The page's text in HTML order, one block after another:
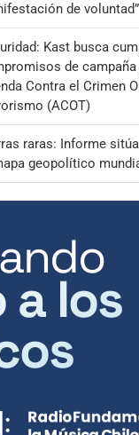
de voluntad”
Kast busca
de campaña
Contra el Crimen
(ACOT)
raras: Informe
geopolítico
los